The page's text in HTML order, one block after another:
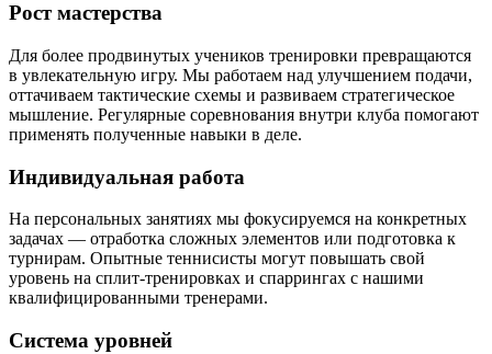
Рост мастерства
Для более продвинутых учеников тренировки превращаются
в увлекательную игру. Мы работаем над улучшением подачи,
оттачиваем тактические схемы и развиваем стратегическое
мышление. Регулярные соревнования внутри клуба помогают
применять полученные навыки в деле.
Индивидуальная работа
На персональных занятиях мы фокусируемся на конкретных
задачах — отработка сложных элементов или подготовка к
турнирам. Опытные теннисисты могут повышать свой
уровень на сплит-тренировках и спаррингах с нашими
квалифицированными тренерами.
Система уровней